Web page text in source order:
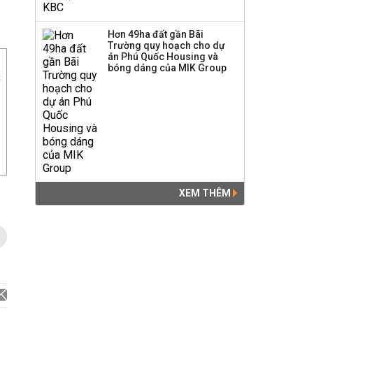
Hơn 49ha đất gần Bãi
Trường quy hoạch cho dự
án Phú Quốc Housing và
bóng dáng của MIK Group
XEM THÊM